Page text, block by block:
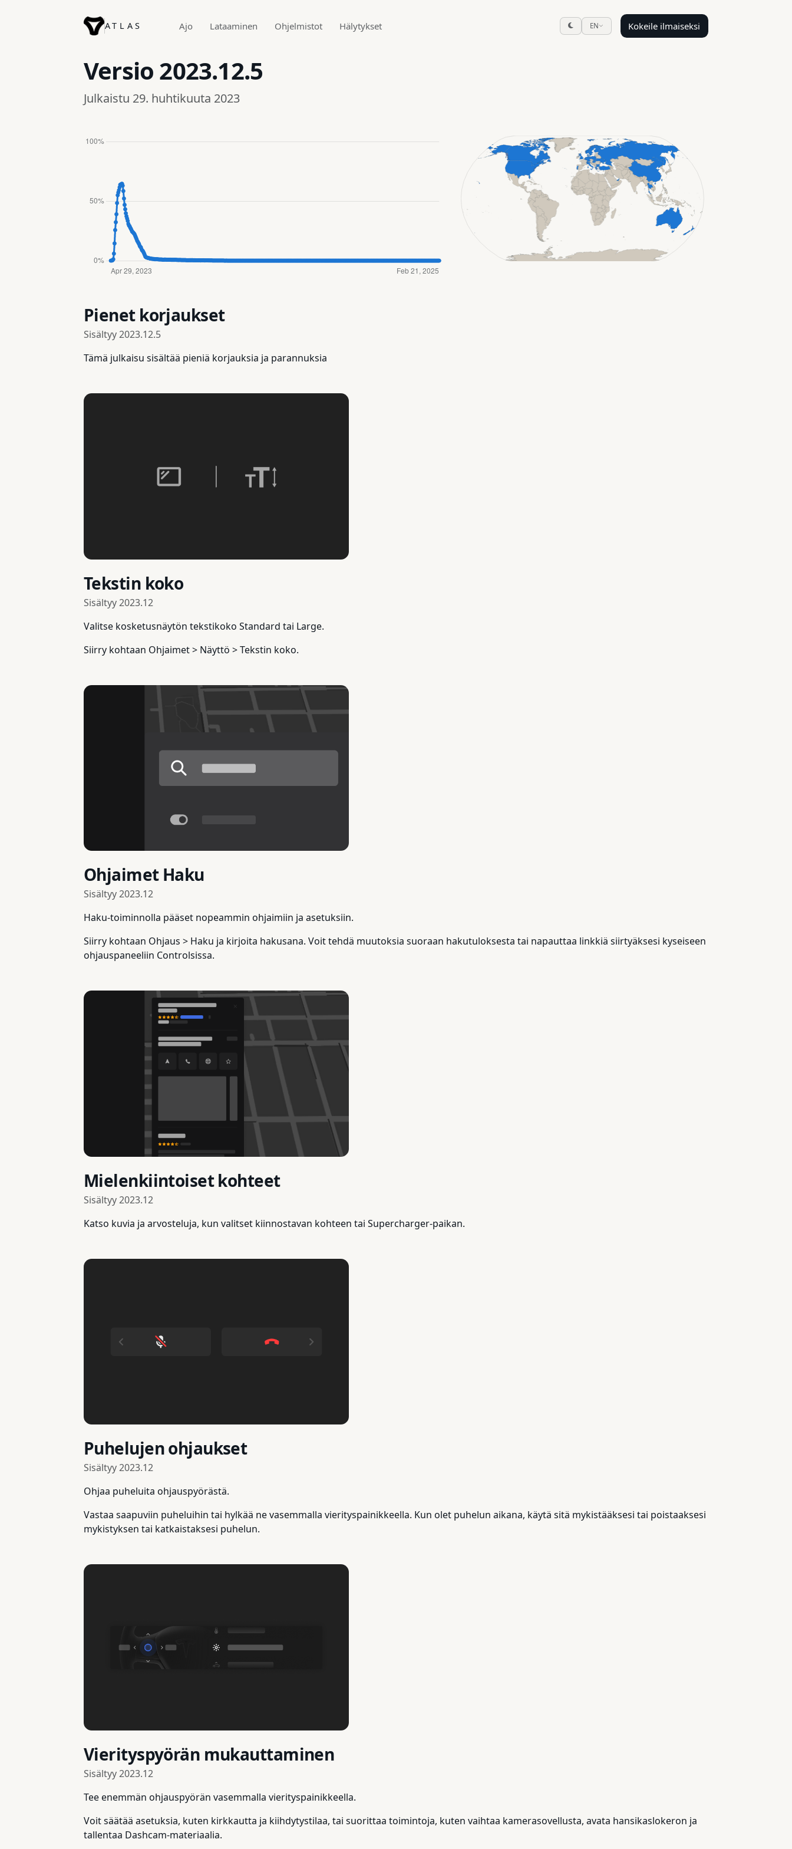
ATLAS Ajo Lataaminen Ohjelmistot Hälytykset EN Kokeile ilmaiseksi
Versio 2023.12.5
Julkaistu 29. huhtikuuta 2023
Pienet korjaukset
Sisältyy2023.12.5
Tämä julkaisu sisältää pieniä korjauksia ja parannuksia
Tekstin koko
Sisältyy2023.12
Valitse kosketusnäytön tekstikoko Standard tai Large.
Siirry kohtaan Ohjaimet > Näyttö > Tekstin koko.
Ohjaimet Haku
Sisältyy2023.12
Haku-toiminnolla pääset nopeammin ohjaimiin ja asetuksiin.
Siirry kohtaan Ohjaus > Haku ja kirjoita hakusana. Voit tehdä muutoksia suoraan hakutuloksesta tai napauttaa linkkiä siirtyäksesi kyseiseen
ohjauspaneeliin Controlsissa.
Mielenkiintoiset kohteet
Sisältyy2023.12
Katso kuvia ja arvosteluja, kun valitset kiinnostavan kohteen tai Supercharger-paikan.
Puhelujen ohjaukset
Sisältyy2023.12
Ohjaa puheluita ohjauspyörästä.
Vastaa saapuviin puheluihin tai hylkää ne vasemmalla vierityspainikkeella. Kun olet puhelun aikana, käytä sitä mykistääksesi tai poistaaksesi
mykistyksen tai katkaistaksesi puhelun.
Vierityspyörän mukauttaminen
Sisältyy2023.12
Tee enemmän ohjauspyörän vasemmalla vierityspainikkeella.
Voit säätää asetuksia, kuten kirkkautta ja kiihdytystilaa, tai suorittaa toimintoja, kuten vaihtaa kamerasovellusta, avata hansikaslokeron ja
tallentaa Dashcam-materiaalia.